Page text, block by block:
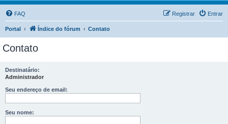
FAQ Entrar
Registrar
Portal Índice do fórum Contato
Contato
Destinatário:
Administrador
Seu endereço de email:
Seu nome: